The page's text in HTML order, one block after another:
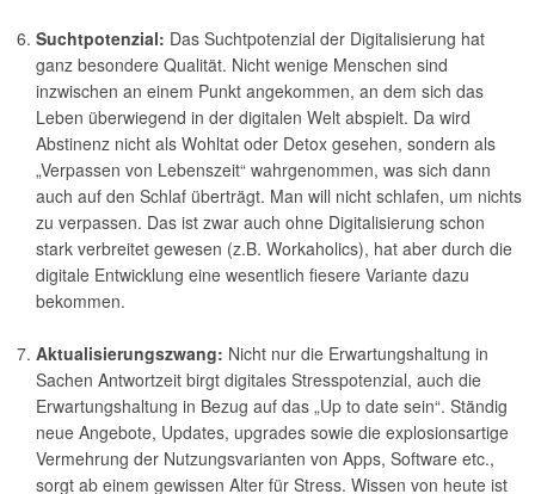
Suchtpotenzial: Das Suchtpotenzial der Digitalisierung hat
ganz besondere Qualität. Nicht wenige Menschen sind
inzwischen an einem Punkt angekommen, an dem sich das
Leben überwiegend in der digitalen Welt abspielt. Da wird
Abstinenz nicht als Wohltat oder Detox gesehen, sondern als
„Verpassen von Lebenszeit“ wahrgenommen, was sich dann
auch auf den Schlaf überträgt. Man will nicht schlafen, um nichts
zu verpassen. Das ist zwar auch ohne Digitalisierung schon
stark verbreitet gewesen (z.B. Workaholics), hat aber durch die
digitale Entwicklung eine wesentlich fiesere Variante dazu
bekommen.
Aktualisierungszwang: Nicht nur die Erwartungshaltung in
Sachen Antwortzeit birgt digitales Stresspotenzial, auch die
Erwartungshaltung in Bezug auf das „Up to date sein“. Ständig
neue Angebote, Updates, upgrades sowie die explosionsartige
Vermehrung der Nutzungsvarianten von Apps, Software etc.,
sorgt ab einem gewissen Alter für Stress. Wissen von heute ist